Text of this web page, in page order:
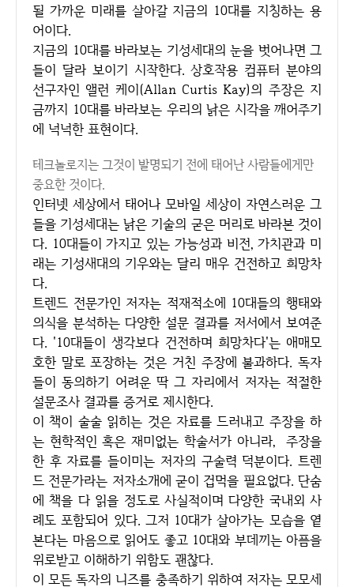
될 가까운 미래를 살아갈 지금의 10대를 지칭하는 용
어이다.
지금의 10대를 바라보는 기성세대의 눈을 벗어나면 그
들이 달라 보이기 시작한다. 상호작용 컴퓨터 분야의
선구자인 앨런 케이(Allan Curtis Kay)의 주장은 지
금까지 10대를 바라보는 우리의 낡은 시각을 깨어주기
에 넉넉한 표현이다.
테크놀로지는 그것이 발명되기 전에 태어난 사람들에게만
중요한 것이다.
인터넷 세상에서 태어나 모바일 세상이 자연스러운 그
들을 기성세대는 낡은 기술의 굳은 머리로 바라본 것이
다. 10대들이 가지고 있는 가능성과 비전, 가치관과 미
래는 기성새대의 기우와는 달리 매우 건전하고 희망차
다.
트렌드 전문가인 저자는 적재적소에 10대들의 행태와
의식을 분석하는 다양한 설문 결과를 저서에서 보여준
다. '10대들이 생각보다 건전하며 희망차다'는 애매모
호한 말로 포장하는 것은 거친 주장에 불과하다. 독자
들이 동의하기 어려운 딱 그 자리에서 저자는 적절한
설문조사 결과를 증거로 제시한다.
이 책이 술술 읽히는 것은 자료를 드러내고 주장을 하
는 현학적인 혹은 재미없는 학술서가 아니라, 주장을
한 후 자료를 들이미는 저자의 구술력 덕분이다. 트렌
드 전문가라는 저자소개에 굳이 겁먹을 필요없다. 단숨
에 책을 다 읽을 정도로 사실적이며 다양한 국내외 사
례도 포함되어 있다. 그저 10대가 살아가는 모습을 옅
본다는 마음으로 읽어도 좋고 10대와 부데끼는 아픔을
위로받고 이해하기 위함도 괜찮다.
이 모든 독자의 니즈를 충족하기 위하여 저자는 모모세